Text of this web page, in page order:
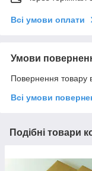
Всі умови оплати
Умови
Повернення товару
Всі умови
Подібні товари